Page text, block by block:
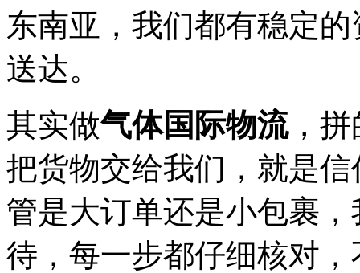
东南亚，我们都有稳定
送达。
其实做气体国际物流，拼
把货物交给我们，就是
管是大订单还是小包裹
待，每一步都仔细核对